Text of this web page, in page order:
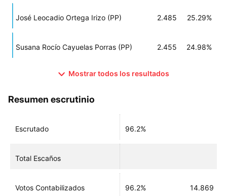
José Leocadio Ortega Irizo (PP) 2.485 25.29%
Susana Rocío Cayuelas Porras (PP) 2.455 24.98%
Mostrar todos los resultados
Resumen escrutinio
Escrutado 96.2%
Total Escaños
Votos Contabilizados 96.2% 14.869